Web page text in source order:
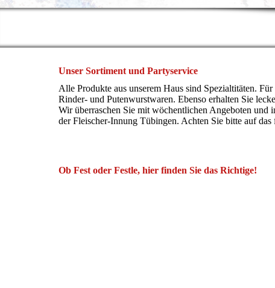
Unser Sortiment und Partyservice
Alle Produkte aus unserem Haus sind Spezialtitäten.
Rinder- und Putenwurstwaren. Ebenso erhalten Sie
Wir überraschen Sie mit wöchentlichen Angeboten und
der Fleischer-Innung Tübingen. Achten Sie bitte auf
Ob Fest oder Festle, hier finden Sie das Richtige!